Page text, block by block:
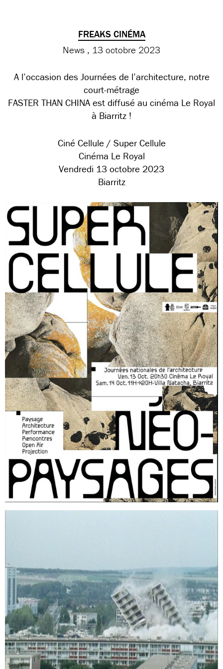
FREAKS CINÉMA
News
13 octobre 2023
A l’occasion des Journées de l’architecture, notre
court-métrage
FASTER THAN CHINA est diffusé au cinéma Le Royal
à Biarritz !
Ciné Cellule / Super Cellule
Cinéma Le Royal
Vendredi 13 octobre 2023
Biarritz